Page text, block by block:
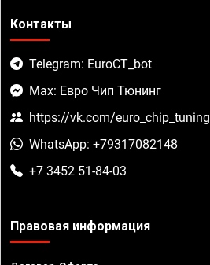
Контакты
Telegram: EuroCT_bot
Max: Евро Чип Тюнинг
https://vk.com/euro_chip_tuning
WhatsApp: +79317082148
+7 3452 51-84-03
Правовая информация